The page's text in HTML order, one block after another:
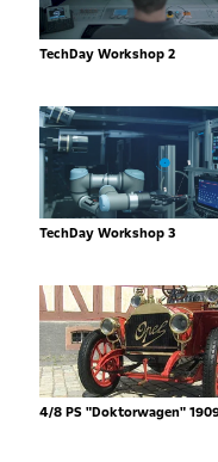
TechDay Workshop 2
TechDay Workshop 3
4/8 PS "Doktorwagen"